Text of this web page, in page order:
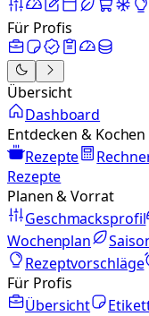
Für Profis
Übersicht
Dashboard
Entdecken & Kochen
Rezepte
Rezepte
Planen & Vorrat
Geschmacksprofil
Wochenplan
Rezeptvorschläge
Für Profis
Übersicht